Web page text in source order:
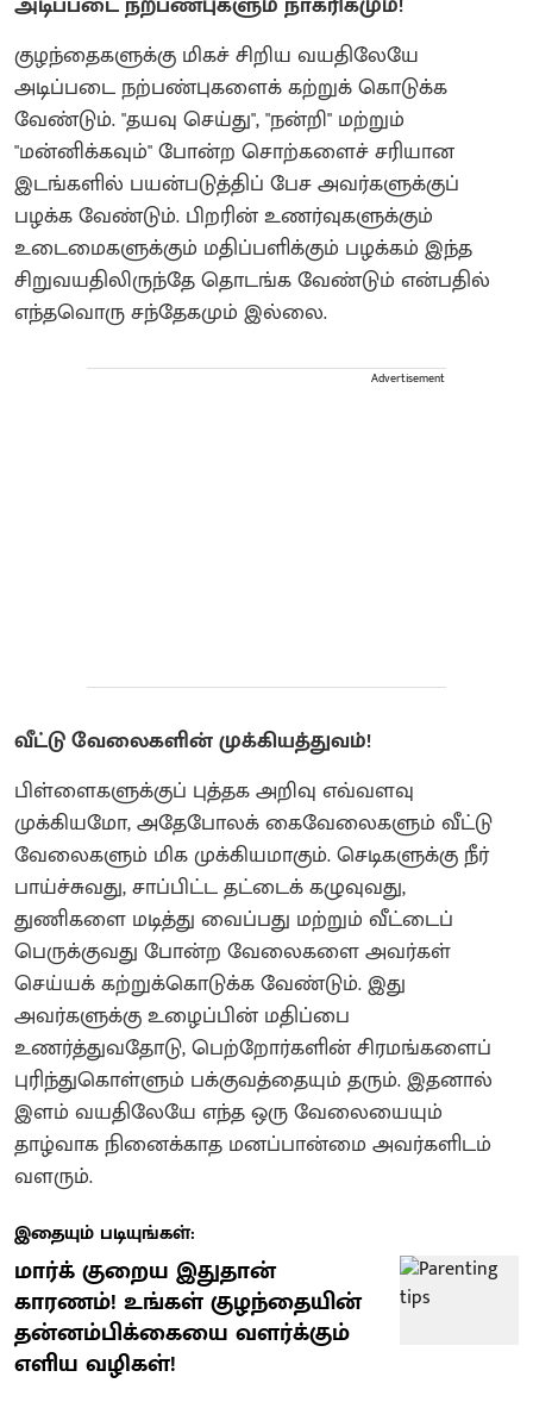
குழந்தைகளுக்கு மிகச் சிறிய வயதிலேயே
அடிப்படை நற்பண்புகளைக் கற்றுக் கொடுக்க
வேண்டும். "தயவு செய்து", "நன்றி" மற்றும்
"மன்னிக்கவும்" போன்ற சொற்களைச் சரியான
இடங்களில் பயன்படுத்திப் பேச அவர்களுக்குப்
பழக்க வேண்டும். பிறரின் உணர்வுகளுக்கும்
உடைமைகளுக்கும் மதிப்பளிக்கும் பழக்கம் இந்த
சிறுவயதிலிருந்தே தொடங்க வேண்டும் என்பதில்
எந்தவொரு சந்தேகமும் இல்லை.
Advertisement
வீட்டு வேலைகளின் முக்கியத்துவம்!
பிள்ளைகளுக்குப் புத்தக அறிவு எவ்வளவு
முக்கியமோ, அதேபோலக் கைவேலைகளும் வீட்டு
வேலைகளும் மிக முக்கியமாகும். செடிகளுக்கு நீர்
பாய்ச்சுவது, சாப்பிட்ட தட்டைக் கழுவுவது,
துணிகளை மடித்து வைப்பது மற்றும் வீட்டைப்
பெருக்குவது போன்ற வேலைகளை அவர்கள்
செய்யக் கற்றுக்கொடுக்க வேண்டும். இது
அவர்களுக்கு உழைப்பின் மதிப்பை
உணர்த்துவதோடு, பெற்றோர்களின் சிரமங்களைப்
புரிந்துகொள்ளும் பக்குவத்தையும் தரும். இதனால்
இளம் வயதிலேயே எந்த ஒரு வேலையையும்
தாழ்வாக நினைக்காத மனப்பான்மை அவர்களிடம்
வளரும்.
இதையும் படியுங்கள்:
மார்க் குறைய இதுதான்
காரணம்! உங்கள் குழந்தையின்
தன்னம்பிக்கையை வளர்க்கும்
எளிய வழிகள்!